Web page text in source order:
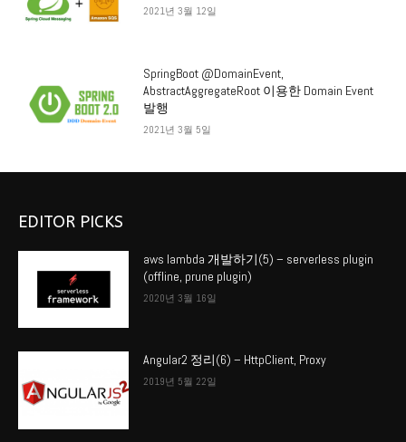
2021년 3월 12일
SpringBoot @DomainEvent,
AbstractAggregateRoot 이용한 Domain Event
발행
2021년 3월 5일
EDITOR PICKS
aws lambda 개발하기(5) – serverless plugin
(offline, prune plugin)
2020년 3월 16일
Angular2 정리(6) – HttpClient, Proxy
2019년 5월 22일